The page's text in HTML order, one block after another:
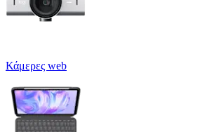
Κάμερες web